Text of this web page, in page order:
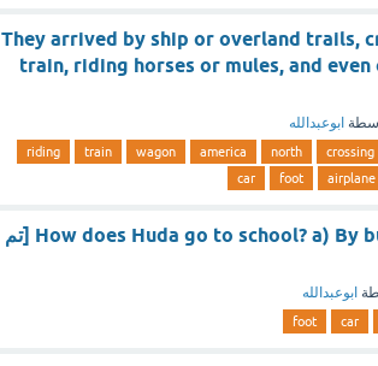
They arrived by ship or overland trails,
train, riding horses or mules, and even
ابوعبدالله
crossing
north
america
wagon
train
riding
airplane
foot
car
How does Huda go to school? a) By bus b) By bike c) By car d) On foot [تم
ابوعبدالله
car
foot